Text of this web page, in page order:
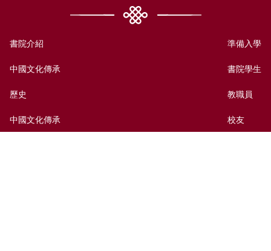
書院介紹
中國文化傳承
歷史
中國文化傳承
準備入學
書院學生
教職員
校友